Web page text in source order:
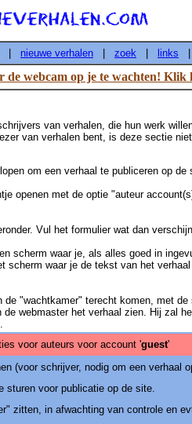
nieuwe verhalen zoek links
de webcam op je te wachten! Klik
van verhalen, die hun werk
van verhalen bent, is deze sectie
om een verhaal te publiceren op de
openen met de optie "auteur
Vul het formulier wat dan
scherm waar je, als alles goed in
scherm waar je de tekst van het
"wachtkamer" terecht komen, met
webmaster het verhaal zien. Hij zal
voor auteurs voor account 'guest'
(voor schrijver, nodig om een verhaal
sturen voor publicatie op de site.
zitten, in afwachting van controle en